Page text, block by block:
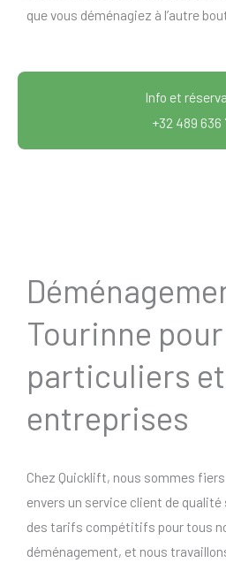
que vous déménagiez à l’autre
Info et
+32 489 636
Tourinne
particuliers et
entreprises
Chez Quicklift, nous sommes
envers un service client de
des tarifs compétitifs pour tous
déménagement, et nous